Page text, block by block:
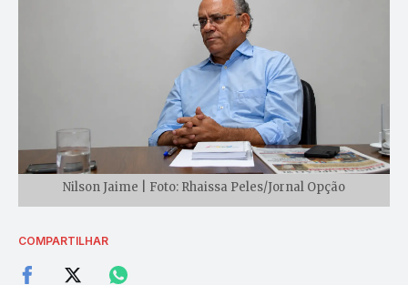
Nilson Jaime | Foto: Rhaissa Peles/Jornal Opção
COMPARTILHAR